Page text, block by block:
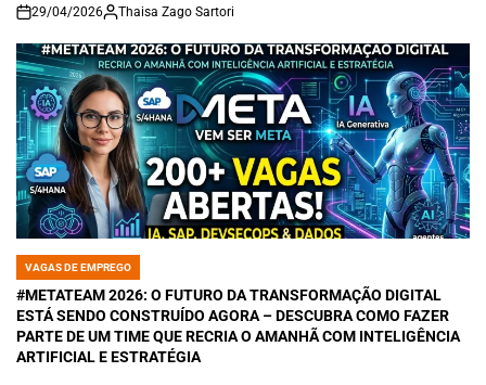
on
29/04/2026 Thaisa Zago Sartori
POSTED
IN
VAGAS DE EMPREGO
#METATEAM 2026: O FUTURO DA TRANSFORMAÇÃO DIGITAL
ESTÁ SENDO CONSTRUÍDO AGORA – DESCUBRA COMO FAZER
PARTE DE UM TIME QUE RECRIA O AMANHÃ COM INTELIGÊNCIA
ARTIFICIAL E ESTRATÉGIA